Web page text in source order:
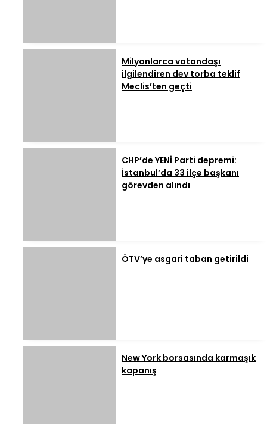
Milyonlarca vatandaşı
ilgilendiren dev torba teklif
Meclis’ten geçti
CHP’de YENİ Parti depremi:
İstanbul’da 33 ilçe başkanı
görevden alındı
ÖTV’ye asgari taban getirildi
New York borsasında karmaşık
kapanış